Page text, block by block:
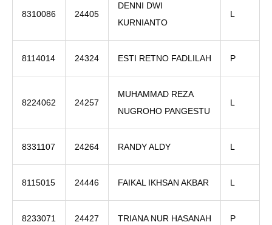
8310086 24405
DENNI DWI
KURNIANTO
L
8114014 24324 ESTI RETNO FADLILAH P
8224062 24257
MUHAMMAD REZA
NUGROHO PANGESTU
L
8331107 24264 RANDY ALDY L
8115015 24446 FAIKAL IKHSAN AKBAR L
8233071 24427 TRIANA NUR HASANAH P